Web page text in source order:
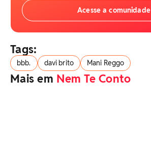
Acesse a comunidade
Tags:
bbb. davi brito Mani Reggo
Mais em Nem Te Conto